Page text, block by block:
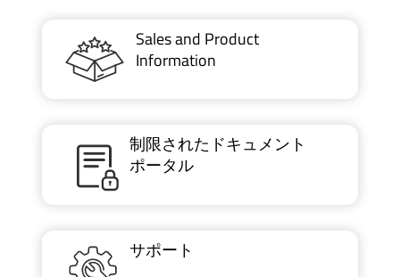
Sales and Product
Information
制限されたドキュメント
ポータル
サポート